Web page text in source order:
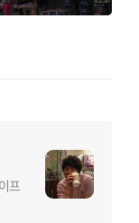
리를 가다.
프